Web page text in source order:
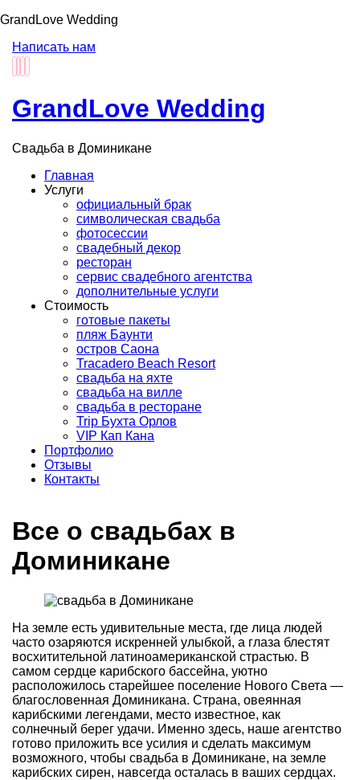
GrandLove Wedding
Написать нам
GrandLove Wedding
Свадьба в Доминикане
Главная
Услуги
официальный брак
символическая свадьба
фотосессии
свадебный декор
ресторан
сервис свадебного агентства
дополнительные услуги
Стоимость
готовые пакеты
пляж Баунти
остров Саона
Tracadero Beach Resort
свадьба на яхте
свадьба на вилле
свадьба в ресторане
Trip Бухта Орлов
VIP Кап Кана
Портфолио
Отзывы
Контакты
Все о свадьбах в
Доминикане
На земле есть удивительные места, где лица людей
часто озаряются искренней улыбкой, а глаза блестят
восхитительной латиноамериканской страстью. В
самом сердце карибского бассейна, уютно
расположилось старейшее поселение Нового Света —
благословенная Доминикана. Страна, овеянная
карибскими легендами, место известное, как
солнечный берег удачи. Именно здесь, наше агентство
готово приложить все усилия и сделать максимум
возможного, чтобы свадьба в Доминикане, на земле
карибских сирен, навсегда осталась в ваших сердцах.